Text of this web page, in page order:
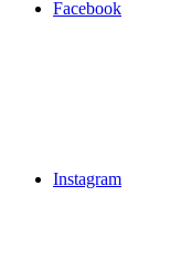
Facebook
Instagram